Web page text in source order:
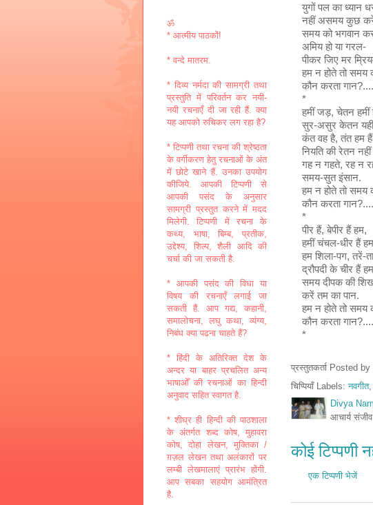
युगों पल का ध्यान
नहीं असमय कुछ
समय को भगवान
अमिय हो या गरल-
पीकर जिए मर
हम न होते तो समय
कौन करता
*
हमीं जड़, चेतन हमीं
सुर-असुर केतन
कंत वह है, तंत हम
नियति की रेतन नहीं
गह न गहते, रह न
समय-सुत इंसान.
हम न होते तो समय
कौन करता
*
पीर हैं, बेपीर हैं हम,
हमीं चंचल-धीर हैं
हम शिला-पग, तरें-
द्रौपदी के चीर हैं
समय दीपक की
करें तम का पान.
हम न होते तो समय
कौन करता
*﻿
प्रस्तुतकर्ता Posted by
चिप्पियाँ Labels:नवगीत
Divya
आचार्य
कोई टिप्पणी
एक टिप्पणी भेजें
ॐ
* आत्मीय पाठकों!
* वन्दे मातरम.
* दिव्य नर्मदा की सामग्री तथा
प्रस्तुति में परिवर्तन कर नयी-
नयी रचनाएँ दी जा रही हैं. क्या
यह आपको रुचिकर लग रहा है?
* टिप्पणी तथा रचना की श्रेष्ठता
के वर्गीकरण हेतु रचनाओं के अंत
में छोटे खाने हैं. उनका उपयोग
कीजिये. आपकी टिप्पणी से
आपकी पसंद के अनुसार
सामग्री प्रस्तुत करने में मदद
मिलेगी. टिप्पणी में रचना के
कथ्य, भाषा, बिम्ब, प्रतीक,
उद्देश्य, शिल्प, शैली आदि की
चर्चा की जा सकती है.
* आपकी पसंद की विधा या
विषय की रचनाएँ लगाई जा
सकती हैं. आप गद्य, कहानी,
समालोचना, लघु कथा, व्यंग्य,
निबंध क्या पढना चाहते हैं?
* हिंदी के अतिरिक्त देश के
अन्दर या बाहर प्रचलित अन्य
भाषाओँ की रचनाओं का हिन्दी
अनुवाद सहित स्वागत है.
* शीघ्र ही हिन्दी की पाठशाला
के अंतर्गत शब्द कोष, मुहावरा
कोष, दोहा लेखन, मुक्तिका /
ग़ज़ल लेखन तथा अलंकारों पर
लम्बी लेखमालाएं प्रारंभ होंगी.
आप सबका सहयोग आमंत्रित
है.